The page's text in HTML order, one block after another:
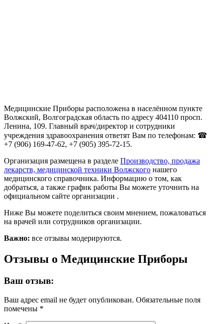
Медицинские Приборы расположена в населённом пункте
Волжский, Волгоградская область по адресу 404110 просп.
Ленина, 109. Главный врач/директор и сотрудники
учреждения здравоохранения ответят Вам по телефонам: ☎
+7 (906) 169-47-62, +7 (905) 395-72-15.
Организация размещена в разделе Производство, продажа
лекарств, медицинской техники Волжского нашего
медицинского справочника. Информацию о том, как
добраться, а также график работы Вы можете уточнить на
официальном сайте организации .
Ниже Вы можете поделиться своим мнением, пожаловаться
на врачей или сотрудников организации.
Важно: все отзывы модерируются.
Отзывы о Медицинские Приборы
Ваш отзыв:
Ваш адрес email не будет опубликован. Обязательные поля
помечены *